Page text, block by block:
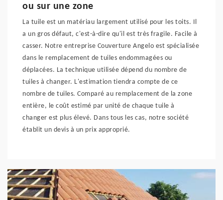
ou sur une zone
La tuile est un matériau largement utilisé pour les toits. Il
a un gros défaut, c'est-à-dire qu'il est très fragile. Facile à
casser. Notre entreprise Couverture Angelo est spécialisée
dans le remplacement de tuiles endommagées ou
déplacées. La technique utilisée dépend du nombre de
tuiles à changer. L'estimation tiendra compte de ce
nombre de tuiles. Comparé au remplacement de la zone
entière, le coût estimé par unité de chaque tuile à
changer est plus élevé. Dans tous les cas, notre société
établit un devis à un prix approprié.